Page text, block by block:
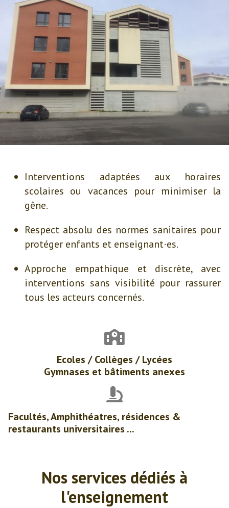
Interventions adaptées aux horaires
scolaires ou vacances pour minimiser la
gêne.
Respect absolu des normes sanitaires pour
protéger enfants et enseignant·es.
Approche empathique et discrète, avec
interventions sans visibilité pour rassurer
tous les acteurs concernés.
Ecoles / Collèges / Lycées
Gymnases et bâtiments anexes
Facultés, Amphithéatres, résidences &
restaurants universitaires ...
Nos services dédiés à
l'enseignement